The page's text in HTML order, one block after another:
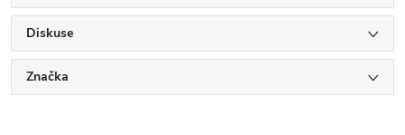
Diskuse
Značka